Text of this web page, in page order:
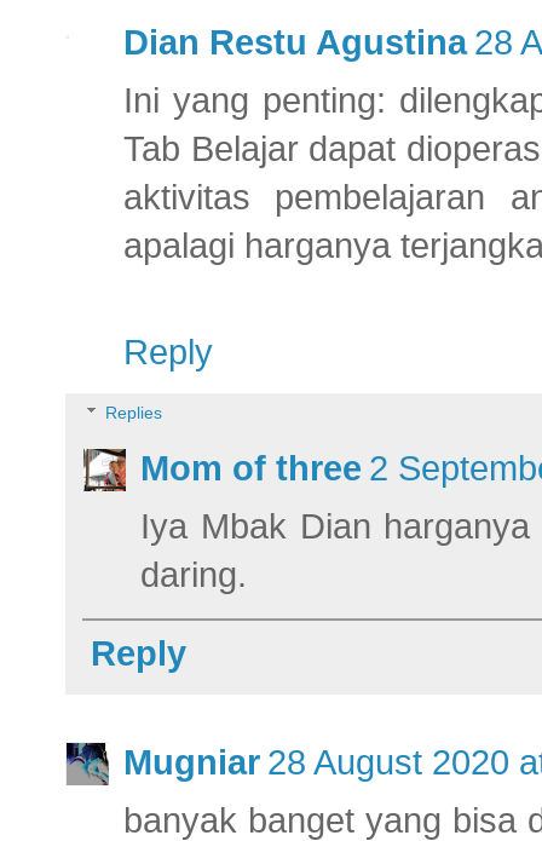
Dian Restu Agustina 28
Ini yang penting:
Tab Belajar dapat
aktivitas pembelajaran
apalagi harganya
Reply
Replies
Mom of three 2
Iya Mbak Dian
daring.
Reply
Mugniar 28 August 2020
banyak banget yang bisa